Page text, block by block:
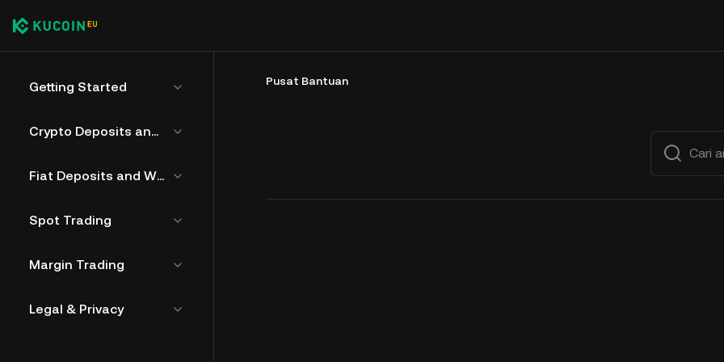
Getting Started
Crypto Deposits and Withdrawals
Fiat Deposits and Withdrawals
Spot Trading
Margin Trading
Legal & Privacy
Pusat Bantuan